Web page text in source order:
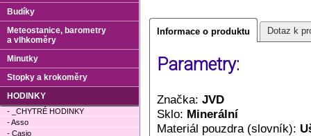
Informace o produktu Dotaz k
Parametry:
Značka: JVD
Sklo: Minerální
Materiál pouzdra (slovník):
Budíky
Meteostanice, barometry
a vlhkoměry
Minutky
Stopky a krokoměry
HODINKY
- _CHYTRÉ HODINKY
- Asso
- Casio